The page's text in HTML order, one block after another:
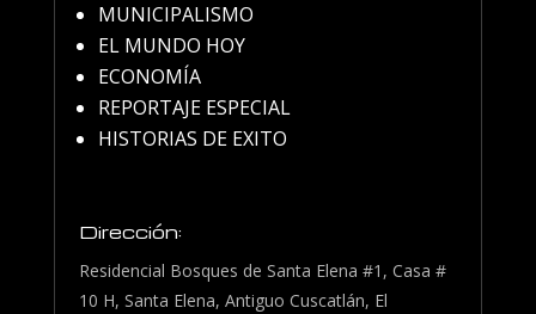
MUNICIPALISMO
EL MUNDO HOY
ECONOMÍA
REPORTAJE ESPECIAL
HISTORIAS DE EXITO
Dirección:
Residencial Bosques de Santa Elena #1, Casa #
10 H, Santa Elena, Antiguo Cuscatlán, El